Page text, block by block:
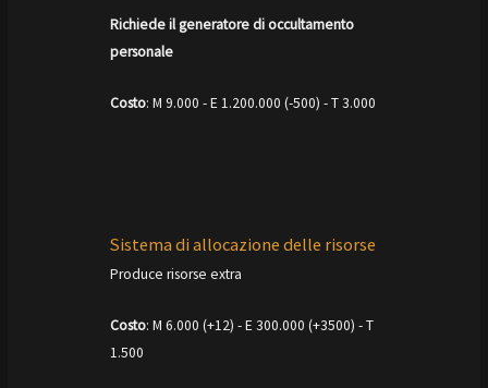
Richiede il generatore di occultamento
personale
Costo: M 9.000 - E 1.200.000 (-500) - T 3.000
Sistema di allocazione delle risorse
Produce risorse extra
Costo: M 6.000 (+12) - E 300.000 (+3500) - T
1.500